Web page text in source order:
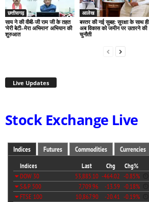
छत्तीसगढ़
साय ने की वीबी-जी राम जी के तहत
‘मेरी बेटी–मेरा अभिमान’ अभियान की
शुरुआत
आलेख
बस्तर की नई सुबह: सुरक्षा के साथ ही
अब विकास को जमीन पर उतारने की
चुनौती
Live Updates
Stock Exchange Live